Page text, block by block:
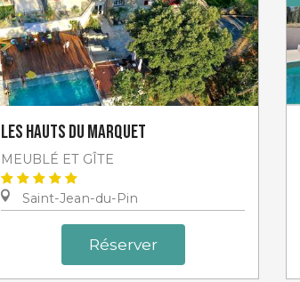
Les Hauts du Marquet
MEUBLÉ ET GÎTE
Saint-Jean-du-Pin
Réserver